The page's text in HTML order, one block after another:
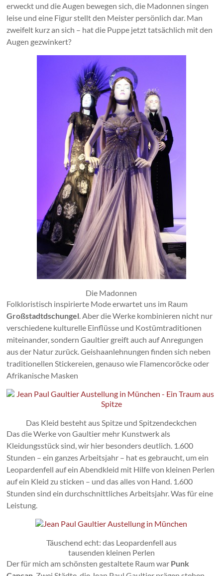
erweckt und die Augen bewegen sich, die Madonnen singen
leise und eine Figur stellt den Meister persönlich dar. Man
zweifelt kurz an sich – hat die Puppe jetzt tatsächlich mit den
Augen gezwinkert?
Die Madonnen
Folkloristisch inspirierte Mode erwartet uns im Raum
Großstadtdschungel. Aber die Werke kombinieren nicht nur
verschiedene kulturelle Einflüsse und Kostümtraditionen
miteinander, sondern Gaultier greift auch auf Anregungen
aus der Natur zurück. Geishaanlehnungen finden sich neben
traditionellen Stickereien, genauso wie Flamencoröcke oder
Afrikanische Masken
Das Kleid besteht aus Spitze und Spitzendeckchen
Das die Werke von Gaultier mehr Kunstwerk als
Kleidungsstück sind, wir hier besonders deutlich. 1.600
Stunden – ein ganzes Arbeitsjahr – hat es gebraucht, um ein
Leopardenfell auf ein Abendkleid mit Hilfe von kleinen Perlen
auf ein Kleid zu sticken – und das alles von Hand. 1.600
Stunden sind ein durchschnittliches Arbeitsjahr. Was für eine
Leistung.
Täuschend echt: das Leopardenfell aus
tausenden kleinen Perlen
Der für mich am schönsten gestaltete Raum war Punk